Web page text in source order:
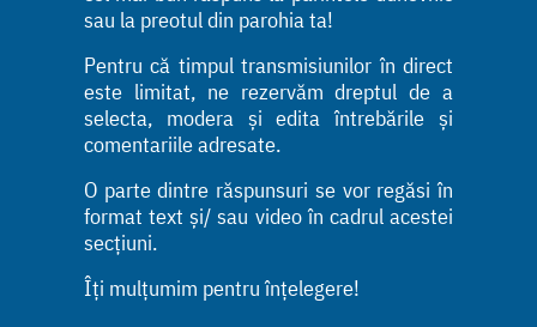
sau la preotul din parohia ta!
Pentru că timpul transmisiunilor în direct
este limitat, ne rezervăm dreptul de a
selecta, modera și edita întrebările și
comentariile adresate.
O parte dintre răspunsuri se vor regăsi în
format text și/ sau video în cadrul acestei
secțiuni.
Îți mulțumim pentru înțelegere!